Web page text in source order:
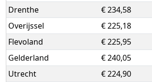
Drenthe
€ 234,58
Overijssel
€ 225,18
Flevoland
€ 225,95
Gelderland
€ 240,05
Utrecht
€ 224,90